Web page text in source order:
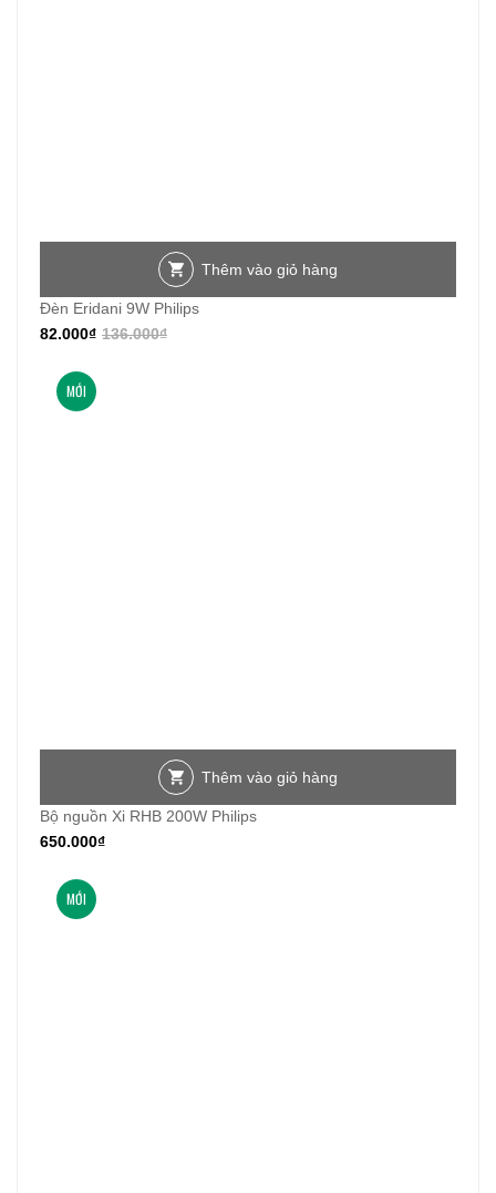
Thêm vào giỏ hàng
Đèn Eridani 9W Philips
136.000₫
82.000₫
MỚI
Thêm vào giỏ hàng
Bộ nguồn Xi RHB 200W Philips
650.000₫
MỚI